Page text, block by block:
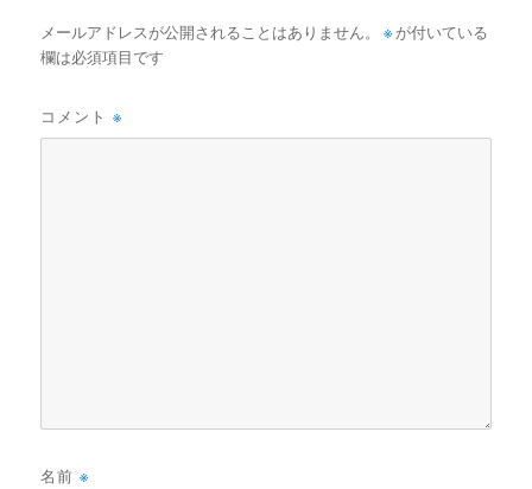
メールアドレスが公開されることはありません。 ※ が付いている
欄は必須項目です
コメント※
名前※